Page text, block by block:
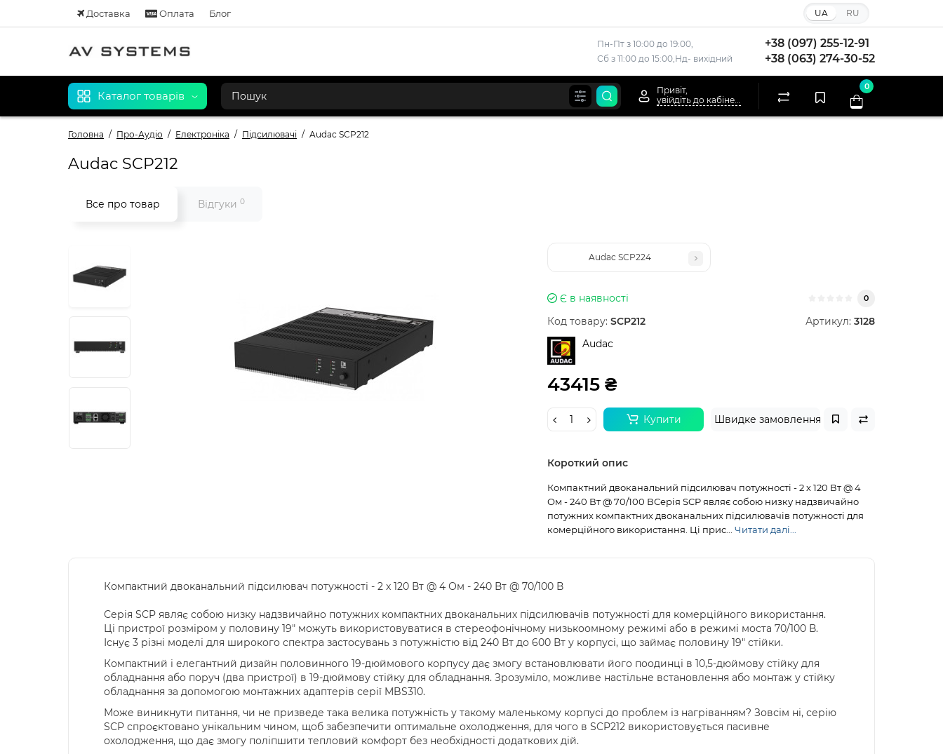
Доставка Оплата Блог UA RU
Пн-Пт з 10:00 до 19:00,
Сб з 11:00 до 15:00,Нд- вихідний
+38 (097) 255-12-91
+38 (063) 274-30-52
Каталог товарів
Привіт,
увійдіть до кабінету
0
Головна Про-Аудіо Електроніка Підсилювачі Audac SCP212
Audac SCP212
Все про товар Відгуки 0
Audac SCP224
Є в наявності 0
Код товару: SCP212 Артикул: 3128
Audac
43415 ₴
Купити Швидке замовлення
Короткий опис
Компактний двоканальний підсилювач потужності - 2 x 120 Вт @ 4
Ом - 240 Вт @ 70/100 ВСерія SCP являє собою низку надзвичайно
потужних компактних двоканальних підсилювачів потужності для
комерційного використання. Ці прис... Читати далі...
Компактний двоканальний підсилювач потужності - 2 x 120 Вт @ 4 Ом - 240 Вт @ 70/100 В
Серія SCP являє собою низку надзвичайно потужних компактних двоканальних підсилювачів потужності для комерційного використання.
Ці пристрої розміром у половину 19" можуть використовуватися в стереофонічному низькоомному режимі або в режимі моста 70/100 В.
Існує 3 різні моделі для широкого спектра застосувань з потужністю від 240 Вт до 600 Вт у корпусі, що займає половину 19" стійки.
Компактний і елегантний дизайн половинного 19-дюймового корпусу дає змогу встановлювати його поодинці в 10,5-дюймову стійку для
обладнання або поруч (два пристрої) в 19-дюймову стійку для обладнання. Зрозуміло, можливе настільне встановлення або монтаж у стійку
обладнання за допомогою монтажних адаптерів серії MBS310.
Може виникнути питання, чи не призведе така велика потужність у такому маленькому корпусі до проблем із нагріванням? Зовсім ні, серію
SCP спроєктовано унікальним чином, щоб забезпечити оптимальне охолодження, для чого в SCP212 використовується пасивне
охолодження, що дає змогу поліпшити тепловий комфорт без необхідності додаткових дій.